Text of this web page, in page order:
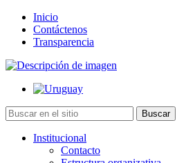
Inicio
Contáctenos
Transparencia
Institucional
Contacto